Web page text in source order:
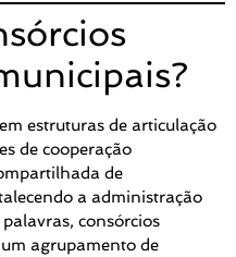
estruturas de articulação
de cooperação
de
a administração
consórcios
agrupamento de